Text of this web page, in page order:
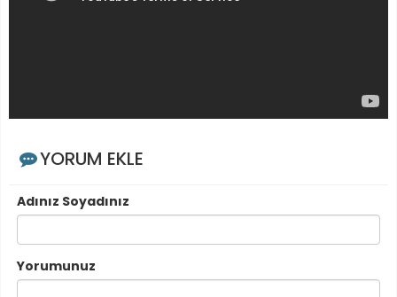
YORUM EKLE
Adınız Soyadınız
Yorumunuz